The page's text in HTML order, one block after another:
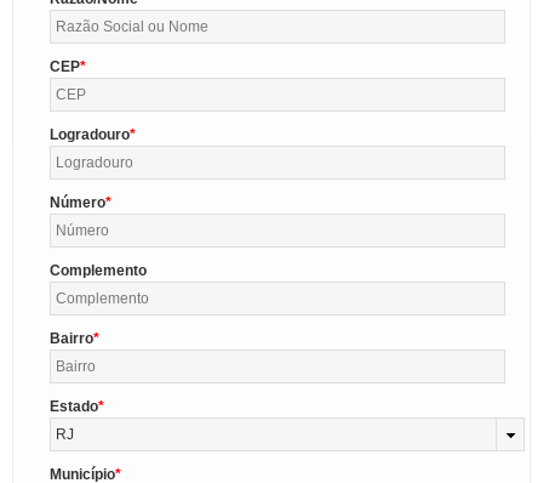
CEP
Logradouro
Número
Complemento
Bairro
Estado
RJ
Município